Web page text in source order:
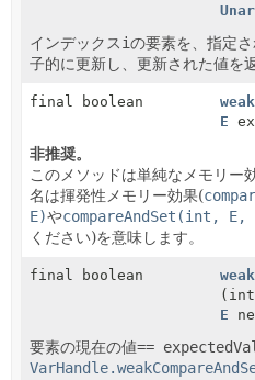
インデックスiの要素を、指定
子的に更新し、更新された値を
final boolean
E
非推奨。
このメソッドは単純なメモリー
名は揮発性メモリー効果(
E)やcompareAndSet(int, E,
ください)を意味します。
final boolean
E
要素の現在の値==